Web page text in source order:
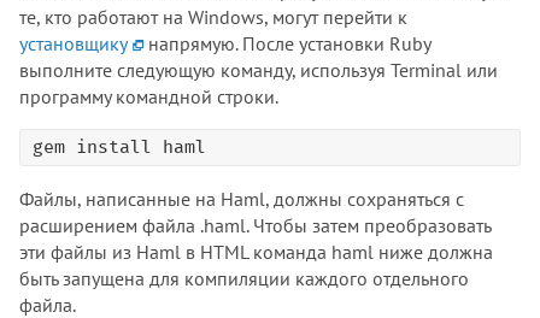
те, кто работают на Windows, могут перейти к
установщику
напрямую. После установки Ruby
выполните следующую команду, используя Terminal или
программу командной строки.
gem install haml
Файлы, написанные на Haml, должны сохраняться с
расширением файла .haml. Чтобы затем преобразовать
эти файлы из Haml в HTML команда haml ниже должна
быть запущена для компиляции каждого отдельного
файла.